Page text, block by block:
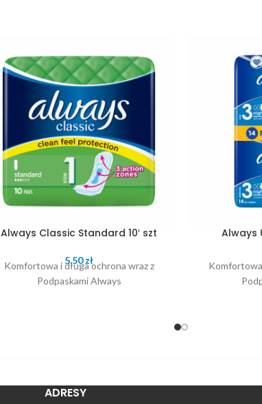
Always Classic Standard 10′ szt
5.50zł
Komfortowa i długa ochrona wraz z
Podpaskami Always
Always
Komfortowa
ADRESY